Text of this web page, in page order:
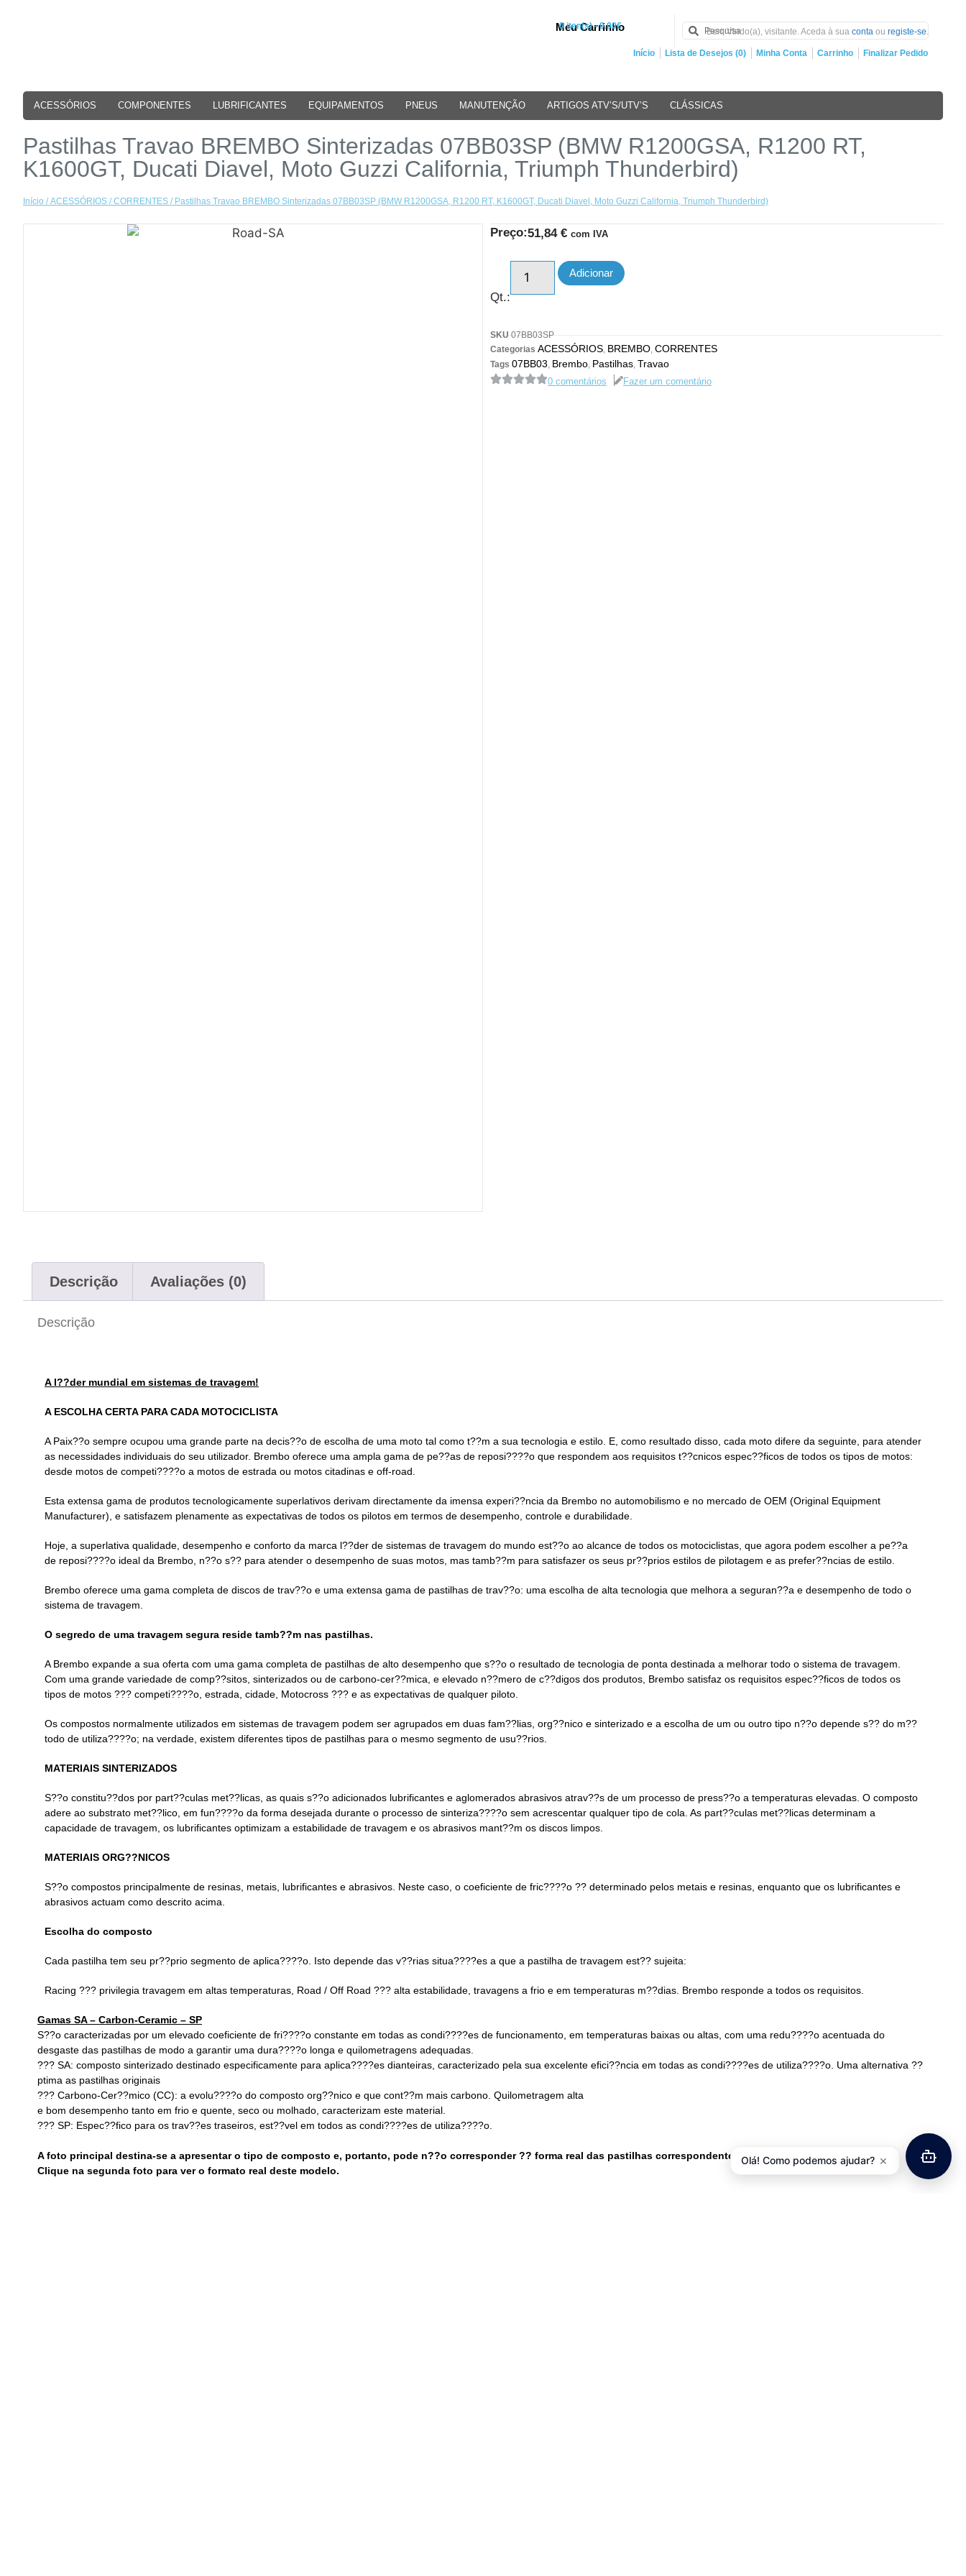
Meu Carrinho
0 iten(s) - 0.00€
Bem Vindo(a), visitante. Aceda à sua conta ou registe-se.
Início Lista de Desejos (0) Minha Conta Carrinho Finalizar Pedido
ACESSÓRIOS COMPONENTES LUBRIFICANTES EQUIPAMENTOS PNEUS MANUTENÇÃO ARTIGOS ATV’S/UTV’S CLÁSSICAS
Pastilhas Travao BREMBO Sinterizadas 07BB03SP (BMW R1200GSA, R1200 RT,
K1600GT, Ducati Diavel, Moto Guzzi California, Triumph Thunderbird)
Início /ACESSÓRIOS /CORRENTES / Pastilhas Travao BREMBO Sinterizadas 07BB03SP (BMW R1200GSA, R1200 RT, K1600GT, Ducati Diavel, Moto Guzzi California, Triumph Thunderbird)
Preço:51,84 € com IVA
Qt.:
Adicionar
SKU 07BB03SP
Categorias ACESSÓRIOS BREMBO CORRENTES
Tags 07BB03 Brembo Pastilhas Travao
0 comentários Fazer um comentário
Descrição Avaliações (0)
Descrição
A l??der mundial em sistemas de travagem!
A ESCOLHA CERTA PARA CADA MOTOCICLISTA
A Paix??o sempre ocupou uma grande parte na decis??o de escolha de uma moto tal como t??m a sua tecnologia e estilo. E, como resultado disso, cada moto difere da seguinte, para atender
as necessidades individuais do seu utilizador. Brembo oferece uma ampla gama de pe??as de reposi????o que respondem aos requisitos t??cnicos espec??ficos de todos os tipos de motos:
desde motos de competi????o a motos de estrada ou motos citadinas e off-road.
Esta extensa gama de produtos tecnologicamente superlativos derivam directamente da imensa experi??ncia da Brembo no automobilismo e no mercado de OEM (Original Equipment
Manufacturer), e satisfazem plenamente as expectativas de todos os pilotos em termos de desempenho, controle e durabilidade.
Hoje, a superlativa qualidade, desempenho e conforto da marca l??der de sistemas de travagem do mundo est??o ao alcance de todos os motociclistas, que agora podem escolher a pe??a
de reposi????o ideal da Brembo, n??o s?? para atender o desempenho de suas motos, mas tamb??m para satisfazer os seus pr??prios estilos de pilotagem e as prefer??ncias de estilo.
Brembo oferece uma gama completa de discos de trav??o e uma extensa gama de pastilhas de trav??o: uma escolha de alta tecnologia que melhora a seguran??a e desempenho de todo o
sistema de travagem.
O segredo de uma travagem segura reside tamb??m nas pastilhas.
A Brembo expande a sua oferta com uma gama completa de pastilhas de alto desempenho que s??o o resultado de tecnologia de ponta destinada a melhorar todo o sistema de travagem.
Com uma grande variedade de comp??sitos, sinterizados ou de carbono-cer??mica, e elevado n??mero de c??digos dos produtos, Brembo satisfaz os requisitos espec??ficos de todos os
tipos de motos ??? competi????o, estrada, cidade, Motocross ??? e as expectativas de qualquer piloto.
Os compostos normalmente utilizados em sistemas de travagem podem ser agrupados em duas fam??lias, org??nico e sinterizado e a escolha de um ou outro tipo n??o depende s?? do m??
todo de utiliza????o; na verdade, existem diferentes tipos de pastilhas para o mesmo segmento de usu??rios.
MATERIAIS SINTERIZADOS
S??o constitu??dos por part??culas met??licas, as quais s??o adicionados lubrificantes e aglomerados abrasivos atrav??s de um processo de press??o a temperaturas elevadas. O composto
adere ao substrato met??lico, em fun????o da forma desejada durante o processo de sinteriza????o sem acrescentar qualquer tipo de cola. As part??culas met??licas determinam a
capacidade de travagem, os lubrificantes optimizam a estabilidade de travagem e os abrasivos mant??m os discos limpos.
MATERIAIS ORG??NICOS
S??o compostos principalmente de resinas, metais, lubrificantes e abrasivos. Neste caso, o coeficiente de fric????o ?? determinado pelos metais e resinas, enquanto que os lubrificantes e
abrasivos actuam como descrito acima.
Escolha do composto
Cada pastilha tem seu pr??prio segmento de aplica????o. Isto depende das v??rias situa????es a que a pastilha de travagem est?? sujeita:
Racing ??? privilegia travagem em altas temperaturas, Road / Off Road ??? alta estabilidade, travagens a frio e em temperaturas m??dias. Brembo responde a todos os requisitos.
Gamas SA – Carbon-Ceramic – SP
S??o caracterizadas por um elevado coeficiente de fri????o constante em todas as condi????es de funcionamento, em temperaturas baixas ou altas, com uma redu????o acentuada do
desgaste das pastilhas de modo a garantir uma dura????o longa e quilometragens adequadas.
??? SA: composto sinterizado destinado especificamente para aplica????es dianteiras, caracterizado pela sua excelente efici??ncia em todas as condi????es de utiliza????o. Uma alternativa ??
ptima as pastilhas originais
??? Carbono-Cer??mico (CC): a evolu????o do composto org??nico e que cont??m mais carbono. Quilometragem alta
e bom desempenho tanto em frio e quente, seco ou molhado, caracterizam este material.
??? SP: Espec??fico para os trav??es traseiros, est??vel em todos as condi????es de utiliza????o.
A foto principal destina-se a apresentar o tipo de composto e, portanto, pode n??o corresponder ?? forma real das pastilhas correspondentes a este modelo.
Clique na segunda foto para ver o formato real deste modelo.
Olá! Como podemos ajudar? ×